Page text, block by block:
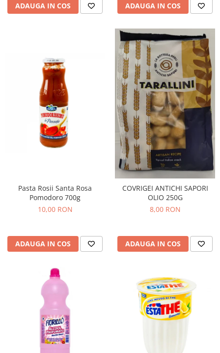
ADAUGA IN COS ADAUGA IN COS
Pasta Rosii Santa Rosa
Pomodoro 700g
10,00 RON
ADAUGA IN COS
COVRIGEI ANTICHI SAPORI
OLIO 250G
8,00 RON
ADAUGA IN COS